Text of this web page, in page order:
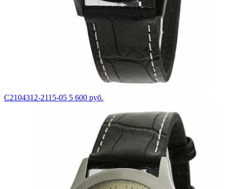
С2104312-2115-05 5 600 руб.